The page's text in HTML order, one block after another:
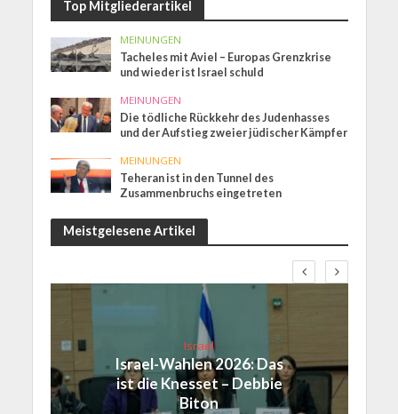
Top Mitgliederartikel
MEINUNGEN
Tacheles mit Aviel – Europas Grenzkrise
und wieder ist Israel schuld
MEINUNGEN
Die tödliche Rückkehr des Judenhasses
und der Aufstieg zweier jüdischer Kämpfer
MEINUNGEN
Teheran ist in den Tunnel des
Zusammenbruchs eingetreten
Meistgelesene Artikel
Israel
Israel-Wahlen 2026: Das
ist die Knesset – Debbie
Biton